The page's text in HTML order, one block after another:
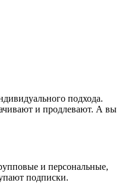
подхода.
и продлевают. А вы
и персональные,
подписки.